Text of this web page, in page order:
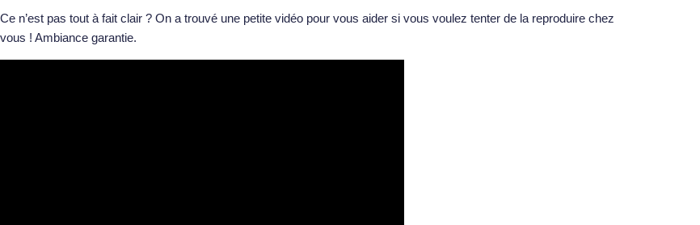
Ce n’est pas tout à fait clair ? On a trouvé une petite vidéo pour vous aider si vous voulez tenter de la reproduire chez
vous ! Ambiance garantie.